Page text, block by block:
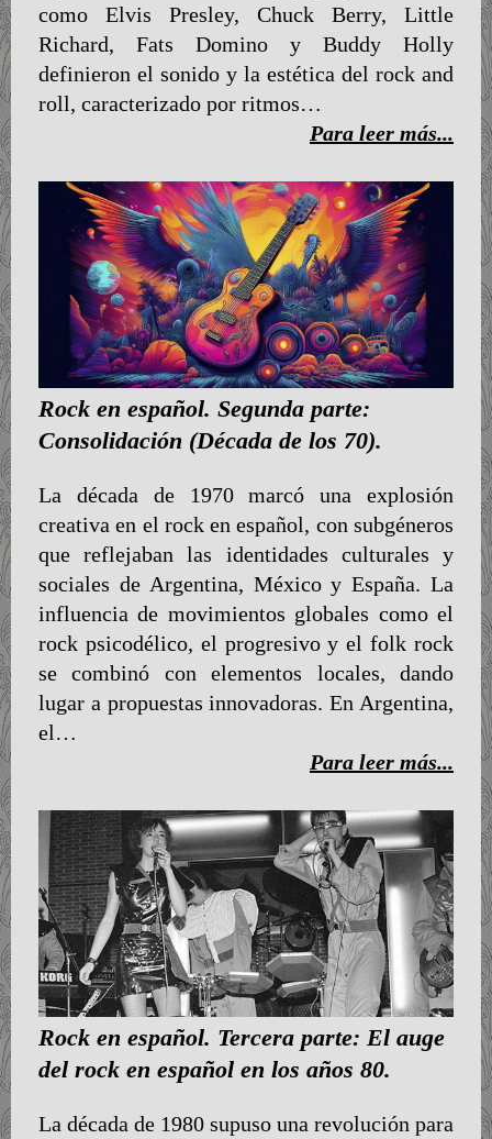
como Elvis Presley, Chuck Berry, Little
Richard, Fats Domino y Buddy Holly
definieron el sonido y la estética del rock and
roll, caracterizado por ritmos…
Para leer más...
Rock en español. Segunda parte:
Consolidación (Década de los 70).
La década de 1970 marcó una explosión
creativa en el rock en español, con subgéneros
que reflejaban las identidades culturales y
sociales de Argentina, México y España. La
influencia de movimientos globales como el
rock psicodélico, el progresivo y el folk rock
se combinó con elementos locales, dando
lugar a propuestas innovadoras. En Argentina,
el…
Para leer más...
Rock en español. Tercera parte: El auge
del rock en español en los años 80.
La década de 1980 supuso una revolución para